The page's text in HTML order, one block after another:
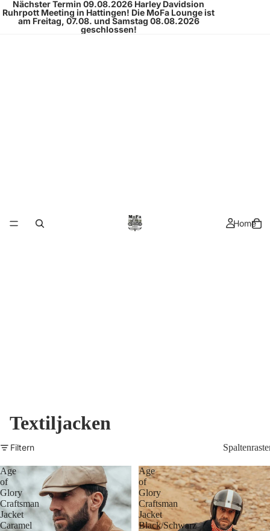
Nächster Termin 09.08.2026 Harley Davidsion
Ruhrpott Meeting in Hattingen! Die MoFa Lounge ist
am Freitag, 07.08. und Samstag 08.08.2026
geschlossen!
Home
Textiljacken
Filtern
Age
of
Glory
Craftsman
Jacket
Caramel
Age
of
Glory
Craftsman
Jacket
Black/Schwarz